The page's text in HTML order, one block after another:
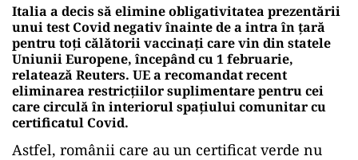
Italia a decis să elimine obligativitatea prezentării
unui test Covid negativ înainte de a intra în țară
pentru toți călătorii vaccinați care vin din statele
Uniunii Europene, începând cu 1 februarie,
relatează Reuters. UE a recomandat recent
eliminarea restricțiilor suplimentare pentru cei
care circulă în interiorul spațiului comunitar cu
certificatul Covid.
Astfel, românii care au un certificat verde nu